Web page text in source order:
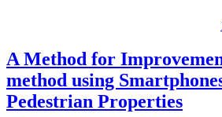
A Method for
method using
Pedestrian Properties